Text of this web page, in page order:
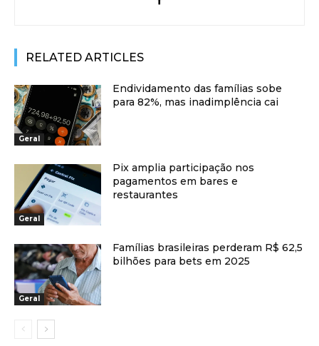
RELATED ARTICLES
Geral
Endividamento das famílias sobe
para 82%, mas inadimplência cai
Geral
Pix amplia participação nos
pagamentos em bares e
restaurantes
Geral
Famílias brasileiras perderam R$ 62,5
bilhões para bets em 2025